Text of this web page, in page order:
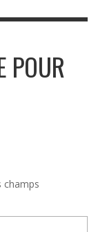
POUR
champs